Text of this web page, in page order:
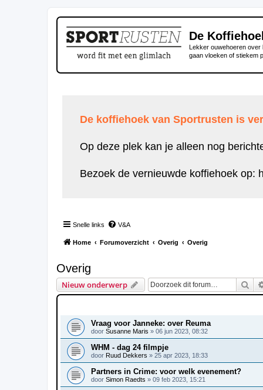
De
Lekker ouwehoeren over
gaan vloeken of stiekem
De koffiehoek van Sportrusten is
Op deze plek kan je alleen nog
Bezoek de vernieuwde koffiehoek op:
Snelle links V&A
Home Forumoverzicht Overig Overig
Overig
Nieuw onderwerp
Vraag voor Janneke: over Reuma
door Susanne Maris » 06 jun 2023, 08:32
WHM - dag 24 filmpje
door Ruud Dekkers » 25 apr 2023, 18:33
Partners in Crime: voor welk evenement?
door Simon Raedts » 09 feb 2023, 15:21